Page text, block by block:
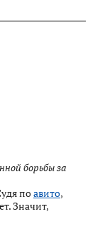
борьбы за
поавито,
Значит,